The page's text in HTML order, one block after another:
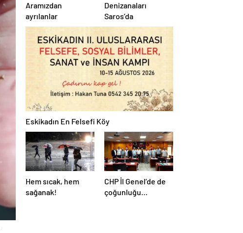
Aramızdan
ayrılanlar
Denizanaları
Saros’da
Eskikadın En Felsefi Köy
Hem sıcak, hem
sağanak!
CHP İl Genel’de de
çoğunluğu